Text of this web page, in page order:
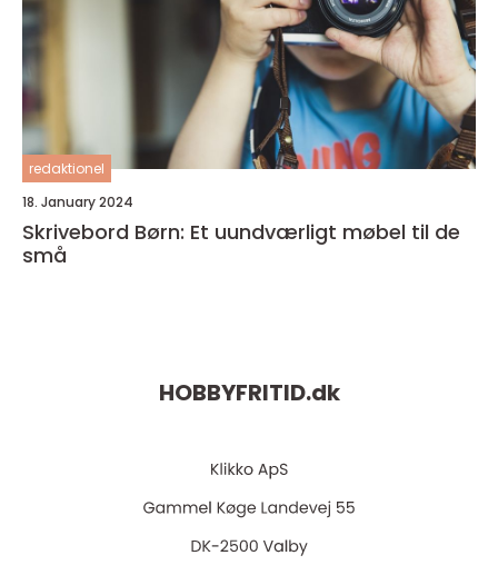
redaktionel
18. January 2024
Skrivebord Børn: Et uundværligt møbel til de
små
HOBBYFRITID.dk